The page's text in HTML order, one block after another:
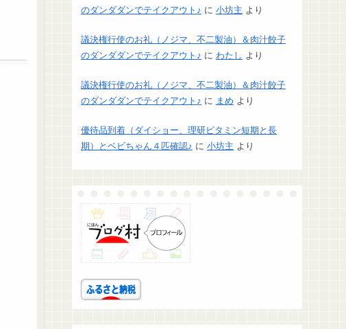
のダンダダンでテイクアウト♪ に 小坊主 より
議決権行使のお礼（ノジマ、不二製油）＆肉汁餃子
のダンダダンでテイクアウト♪ に わたし より
議決権行使のお礼（ノジマ、不二製油）＆肉汁餃子
のダンダダンでテイクアウト♪ に まめ より
優待品到着（ダイショー、理研ビタミン短期と長
期）とベビちゃん４匹確認♪ に 小坊主 より